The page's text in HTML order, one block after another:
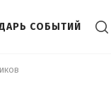
СОБЫТИЙ